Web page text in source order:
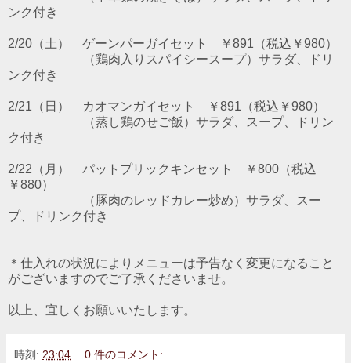
ンク付き
2/20（土） ゲーンパーガイセット ￥891（税込￥980）
（鶏肉入りスパイシースープ）サラダ、ドリ
ンク付き
2/21（日） カオマンガイセット ￥891（税込￥980）
（蒸し鶏のせご飯）サラダ、スープ、ドリン
ク付き
2/22（月） パットプリックキンセット ￥800（税込
￥880）
（豚肉のレッドカレー炒め）サラダ、スー
プ、ドリンク付き
＊仕入れの状況によりメニューは予告なく変更になること
がございますのでご了承くださいませ。
以上、宜しくお願いいたします。
時刻: 23:04 0 件のコメント: